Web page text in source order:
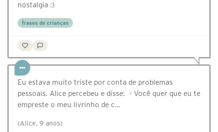
nostalgia :)
frases de crianças
Eu estava muito triste por conta de problemas
pessoais. Alice percebeu e disse: - Você quer que eu te
empreste o meu livrinho de c…
(Alice, 9 anos)